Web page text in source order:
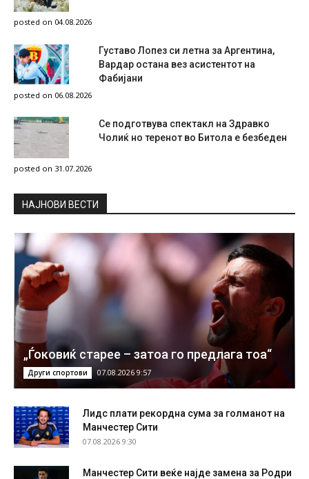
posted on 04.08.2026
Густаво Лопез си летна за Аргентина,
Вардар остана вез асистентот на
Фабијани
posted on 06.08.2026
Се подготвува спектакл на Здравко
Чолиќ но теренот во Битола е безбеден
posted on 31.07.2026
НAЈНОВИ ВЕСТИ
„Ѓоковиќ старее – затоа го предлага тоа“
Други спортови 07.08.2026 9:57
Лидс плати рекордна сума за голманот на
Манчестер Сити
07.08.2026 9:30
Манчестер Сити веќе најде замена за Родри